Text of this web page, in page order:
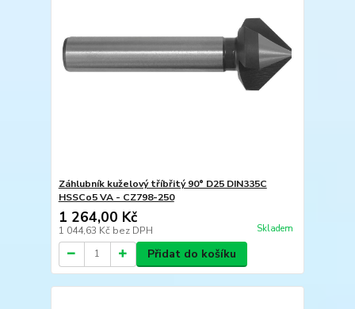
Záhlubník kuželový tříbřitý 90° D25 DIN335C
HSSCo5 VA - CZ798-250
1 264,00 Kč
1 044,63 Kč bez DPH Skladem
Přidat do košíku